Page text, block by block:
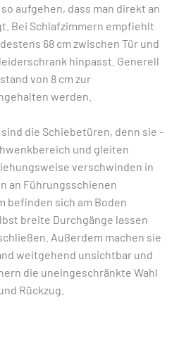
aufgehen, dass man direkt an
Bei Schlafzimmern empfiehlt
68 cm zwischen Tür und
hinpasst. Generell
von 8 cm zur
werden.
die Schiebetüren, denn sie
und ­gleiten
verschwinden in
an Führungsschienen
befinden sich am Boden
breite Durchgänge lassen
Außerdem machen sie
weitgehend unsichtbar und
die uneingeschränkte Wahl
Rückzug.